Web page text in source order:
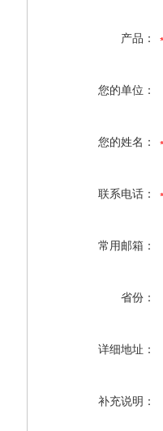
产品：
您的单位：
您的姓名：
联系电话：
常用邮箱：
省份：
详细地址：
补充说明：